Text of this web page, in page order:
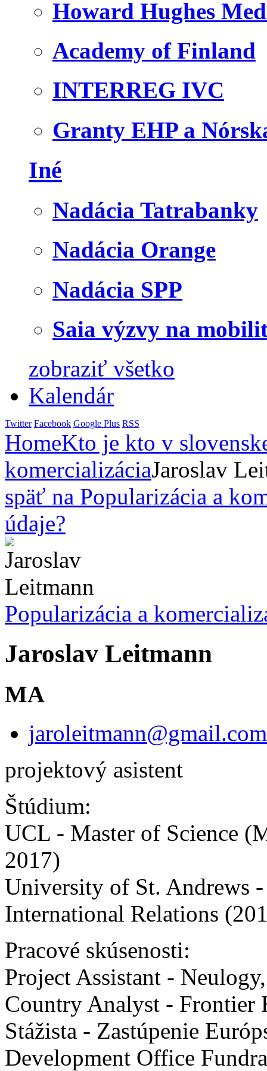
Howard Hughes
Academy of Finland
INTERREG IVC
Granty EHP a
Iné
Nadácia Tatrabanky
Nadácia Orange
Nadácia SPP
Saia výzvy na
zobraziť všetko
Kalendár
Twitter Facebook Google Plus RSS
HomeKto je kto v
komercializáciaJaroslav
späť na Popularizácia a
údaje?
Popularizácia a
Jaroslav Leitmann
MA
jaroleitmann@gmail.com
projektový asistent
Štúdium:
UCL - Master of Science
2017)
University of St. Andrews
International Relations
Pracové skúsenosti:
Project Assistant -
Country Analyst - Frontier
Stážista - Zastúpenie
Development Office